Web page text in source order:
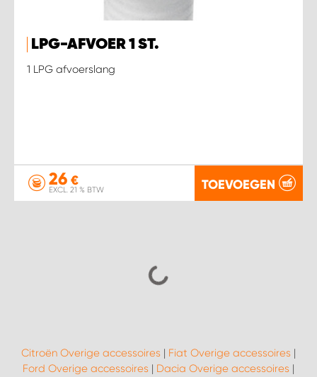
LPG-AFVOER 1 ST.
1 LPG afvoerslang
26 €
EXCL. 21 % BTW TOEVOEGEN
Citroën Overige accessoires | Fiat Overige accessoires |
Ford Overige accessoires | Dacia Overige accessoires |